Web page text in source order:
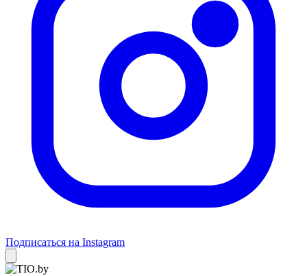
Подписаться на Instagram